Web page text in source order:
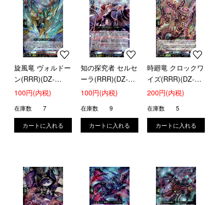
旋風竜 ヴォルドー
ン(RRR)(DZ-
SS16/003)
100円(内税)
在庫数 7
知の探究者 セルセ
ーラ(RRR)(DZ-
SS16/005)
100円(内税)
在庫数 9
時廻竜 クロックワ
イズ(RRR)(DZ-
SS16/007)
200円(内税)
在庫数 5